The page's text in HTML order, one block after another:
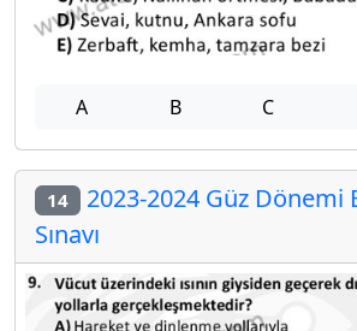
A B C
14 2023-2024 Güz Dönemi
Sınavı